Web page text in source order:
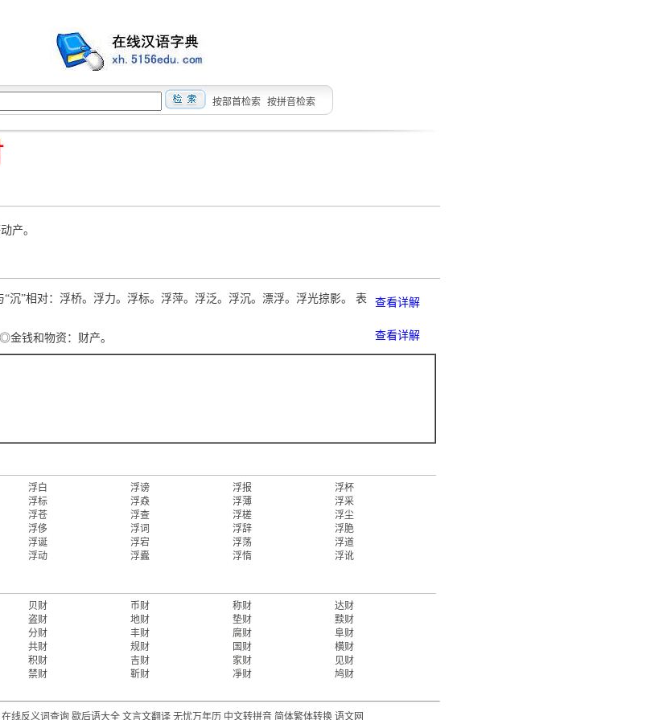
按部首检索 按拼音检索
产。
沉”相对：浮桥。浮力。浮标。浮萍。浮泛。浮沉。漂浮。浮光掠影。 表
查看详解
金钱和物资：财产。 查看详解
浮白 浮谤 浮报
浮杯
浮标 浮猋 浮薄
浮采
浮苍 浮查 浮槎
浮尘
浮侈 浮词 浮辞
浮脃
浮诞 浮宕 浮荡
浮道
浮动 浮蠹 浮惰 浮讹
贝财 币财 称财
达财
盗财 地财 垫财
黩财
分财 丰财 腐财
阜财
共财 规财 国财
横财
积财 吉财 家财
见财
禁财 靳财 凈财 鸠财
在线反义词查询 歇后语大全 文言文翻译 无忧万年历 中文转拼音 简体繁体转换 语文网